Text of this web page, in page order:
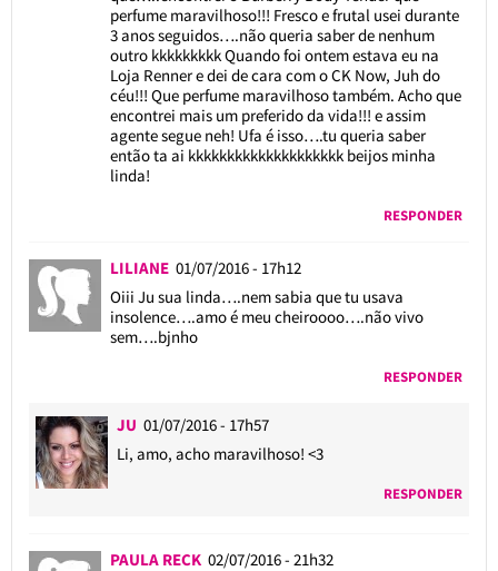
perfume maravilhoso!!! Fresco e frutal usei durante
3 anos seguidos….não queria saber de nenhum
outro kkkkkkkkk Quando foi ontem estava eu na
Loja Renner e dei de cara com o CK Now, Juh do
céu!!! Que perfume maravilhoso também. Acho que
encontrei mais um preferido da vida!!! e assim
agente segue neh! Ufa é isso….tu queria saber
então ta ai kkkkkkkkkkkkkkkkkkkk beijos minha
linda!
RESPONDER
LILIANE 01/07/2016 - 17h12
Oiii Ju sua linda….nem sabia que tu usava
insolence….amo é meu cheiroooo….não vivo
sem….bjnho
RESPONDER
JU 01/07/2016 - 17h57
Li, amo, acho maravilhoso! <3
RESPONDER
PAULA RECK 02/07/2016 - 21h32